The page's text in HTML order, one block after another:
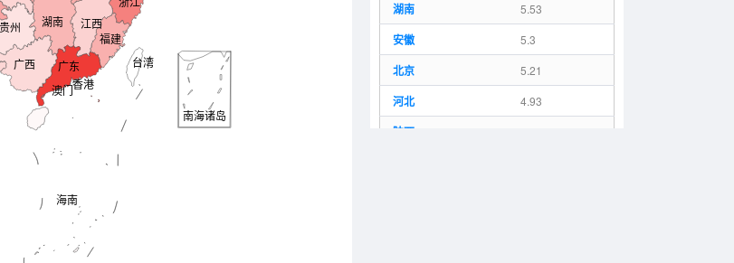
湖南 5.53
安徽 5.3
北京 5.21
河北 4.93
陕西